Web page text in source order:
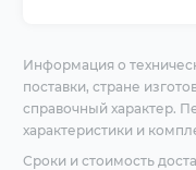
Информация о
поставки, стране
справочный характер.
характеристики и
Сроки и стоимость